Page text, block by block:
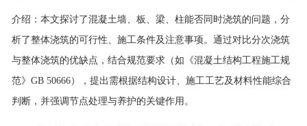
介绍： 本文探讨了混凝土墙、板、梁、柱能否同时浇筑的问题，分
析了整体浇筑的可行性、施工条件及注意事项。通过对比分次浇筑
与整体浇筑的优缺点，结合规范要求（如《混凝土结构工程施工规
范》GB 50666），提出需根据结构设计、施工工艺及材料性能综合
判断，并强调节点处理与养护的关键作用。